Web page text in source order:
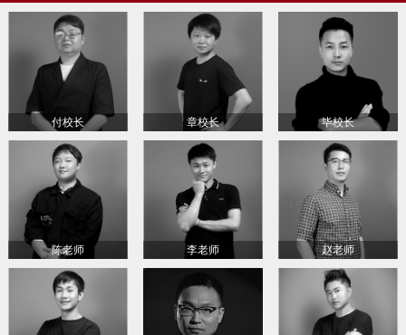
付校长 章校长 毕校长
陈老师 李老师 赵老师